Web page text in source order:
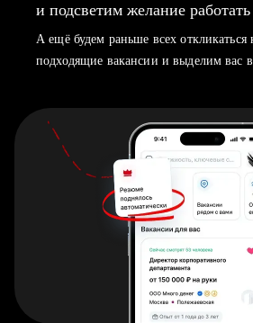
и подсветим желание
А ещё будем раньше всех откликаться
подходящие вакансии и выделим вас